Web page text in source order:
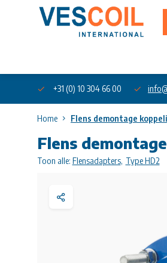
+31 (0) 10 304 66 00
Home Flens demontage
Flens
Toon alle: Flensadapters, Type HD2